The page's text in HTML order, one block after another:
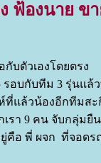
ฟ้องนาย ขา
กับตัวเองโดยตรง
อบกับทีม 3 รุ่นแล้ว
ที่แล้วน้องอีกทีมส
เรา 9 คน จับกลุ่ม
คือ พี่ ผจก ที่จอดร